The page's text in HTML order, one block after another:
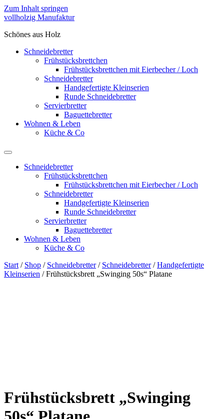
Zum Inhalt springen
vollholzig Manufaktur
Schönes aus Holz
Schneidebretter
Frühstücksbrettchen
Frühstücksbrettchen mit Eierbecher / Loch
Schneidebretter
Handgefertigte Kleinserien
Runde Schneidebretter
Servierbretter
Baguettebretter
Wohnen & Leben
Küche & Co
Schneidebretter
Frühstücksbrettchen
Frühstücksbrettchen mit Eierbecher / Loch
Schneidebretter
Handgefertigte Kleinserien
Runde Schneidebretter
Servierbretter
Baguettebretter
Wohnen & Leben
Küche & Co
Start / Shop / Schneidebretter/ Schneidebretter/Handgefertigte
Kleinserien / Frühstücksbrett „Swinging 50s“ Platane
Frühstücksbrett „Swinging